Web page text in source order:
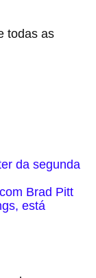
todas as
da segunda
Brad Pitt
está